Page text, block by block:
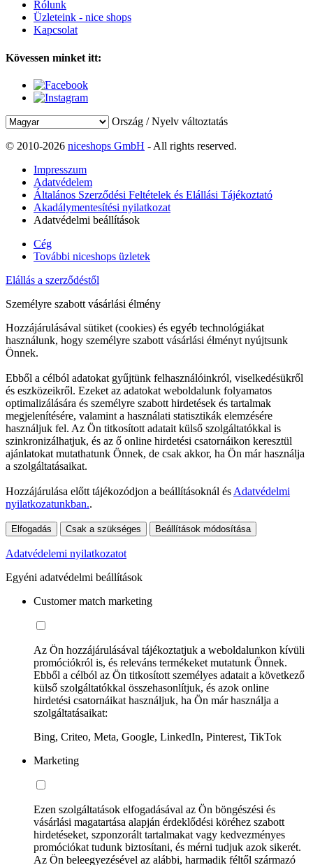
Rólunk
Üzleteink - nice shops
Kapcsolat
Kövessen minket itt:
Ország / Nyelv változtatás
© 2010-2026 niceshops GmbH - All rights reserved.
Impresszum
Adatvédelem
Általános Szerződési Feltételek és Elállási Tájékoztató
Akadálymentesítési nyilatkozat
Adatvédelmi beállítások
Cég
További niceshops üzletek
Elállás a szerződéstől
Személyre szabott vásárlási élmény
Hozzájárulásával sütiket (cookies) és egyéb technológiákat
használunk, hogy személyre szabott vásárlási élményt nyújtsunk
Önnek.
Ebből a célból adatokat gyűjtünk felhasználóinkról, viselkedésükről
és eszközeikről. Ezeket az adatokat weboldalunk folyamatos
optimalizálására és személyre szabott hirdetések és tartalmak
megjelenítésére, valamint a használati statisztikák elemzésére
használjuk fel. Az Ön titkosított adatait külső szolgáltatókkal is
szinkronizálhatjuk, és az ő online hirdetési csatornáikon keresztül
ajánlatokat mutathatunk Önnek, de csak akkor, ha Ön már használja
a szolgáltatásaikat.
Hozzájárulása előtt tájékozódjon a beállításoknál és Adatvédelmi
nyilatkozatunkban..
Elfogadás Csak a szükséges Beállítások módosítása
Adatvédelemi nyilatkozatot
Egyéni adatvédelmi beállítások
Customer match marketing
Az Ön hozzájárulásával tájékoztatjuk a weboldalunkon kívüli
promóciókról is, és releváns termékeket mutatunk Önnek.
Ebből a célból az Ön titkosított személyes adatait a következő
külső szolgáltatókkal összehasonlítjuk, és azok online
hirdetési csatornáikat használjuk, ha Ön már használja a
szolgáltatásaikat:
Bing, Criteo, Meta, Google, LinkedIn, Pinterest, TikTok
Marketing
Ezen szolgáltatások elfogadásával az Ön böngészési és
vásárlási magatartása alapján érdeklődési köréhez szabott
hirdetéseket, szponzorált tartalmakat vagy kedvezményes
promóciókat tudunk biztosítani, és mérni tudjuk azok sikerét.
Az Ön beleegyezésével az alábbi, harmadik féltől származó